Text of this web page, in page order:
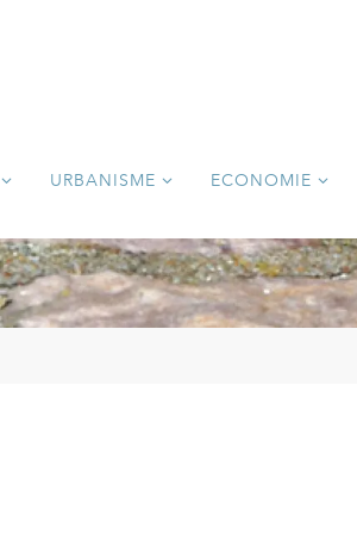
URBANISME ECONOMIE